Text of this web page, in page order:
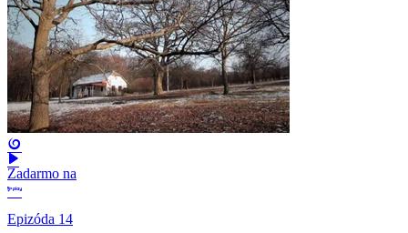
Zadarmo na
Epizóda 14